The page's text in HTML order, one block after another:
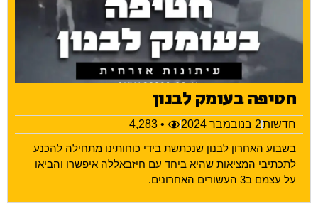
חטיפה בעומק לבנון
חדשות2 בנובמבר 2024
• 4,283
בשבוע האחרון לבנון שנכתשת בידי כוחותינו מתחילה להכנע
לתכתיבי המציאות שהיא ביחד עם חיזבאללה איפשרו והביאו
על עצמם ב3 העשורים האחרונים.